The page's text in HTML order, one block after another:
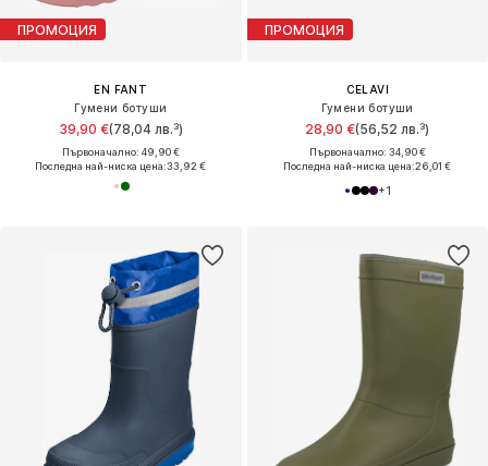
ПРОМОЦИЯ
EN FANT
Гумени ботуши
39,90 €(78,04 лв.³)
Първоначално: 49,90 €
Последна най-ниска цена:33,92 €
ПРОМОЦИЯ
CELAVI
Гумени ботуши
28,90 €(56,52 лв.³)
Първоначално: 34,90 €
Последна най-ниска цена:26,01 €
+1